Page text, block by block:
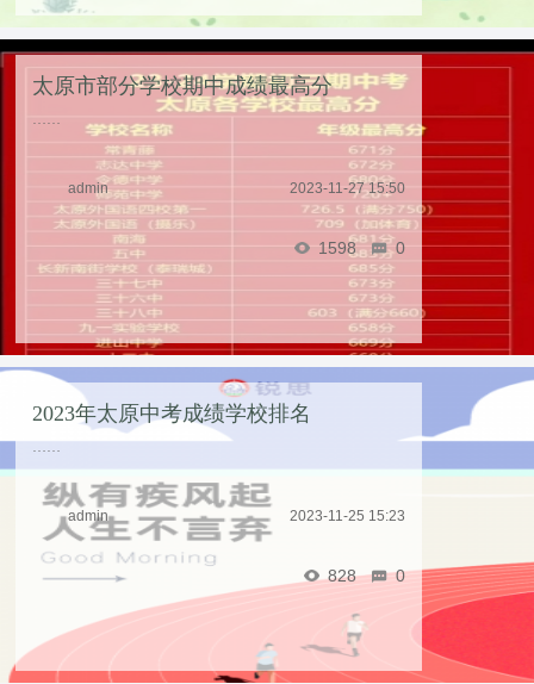
太原市部分学校期中成绩最高分
admin 2023-11-27 15:50
1598 0
2023年太原中考成绩学校排名
……
admin 2023-11-25 15:23
828 0